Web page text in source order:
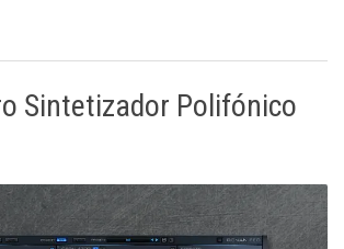
Sintetizador Polifónico